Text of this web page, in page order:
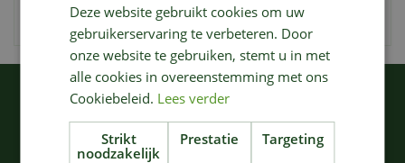
KIJK OOK EENS NAAR:
Deze website gebruikt cookies om uw
gebruikerservaring te verbeteren. Door
onze website te gebruiken, stemt u in met
alle cookies in overeenstemming met ons
Cookiebeleid. Lees verder
Strikt
noodzakelijk
Prestatie Targeting